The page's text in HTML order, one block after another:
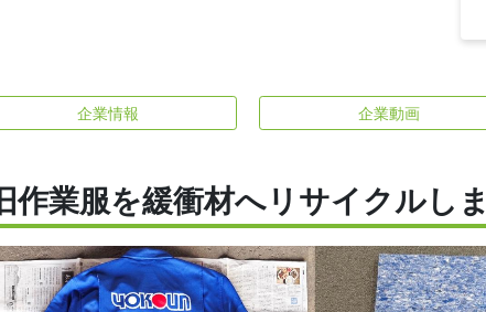
企業情報 企業動画
旧作業服を緩衝材へリサイクルし